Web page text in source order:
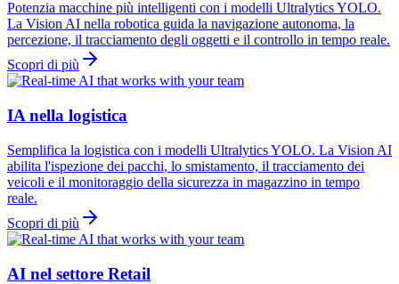
Potenzia macchine più intelligenti con i modelli Ultralytics YOLO.
La Vision AI nella robotica guida la navigazione autonoma, la
percezione, il tracciamento degli oggetti e il controllo in tempo reale.
Scopri di più
IA nella logistica
Semplifica la logistica con i modelli Ultralytics YOLO. La Vision AI
abilita l'ispezione dei pacchi, lo smistamento, il tracciamento dei
veicoli e il monitoraggio della sicurezza in magazzino in tempo
reale.
Scopri di più
AI nel settore Retail